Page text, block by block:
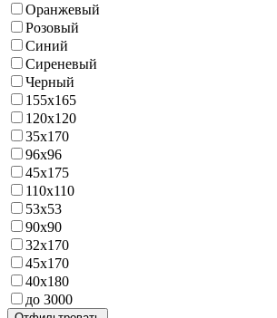
Оранжевый
Розовый
Синий
Сиреневый
Черный
155х165
120х120
35х170
96х96
45х175
110х110
53х53
90х90
32x170
45х170
40х180
до 3000